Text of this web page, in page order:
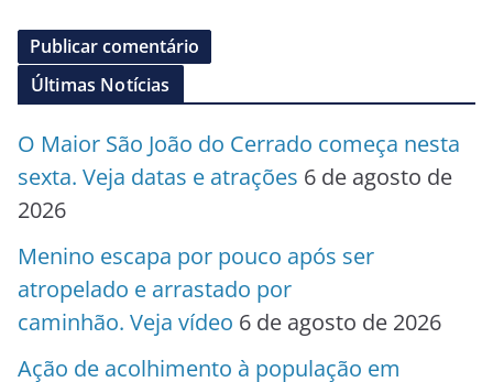
Últimas Notícias
O Maior São João do Cerrado começa nesta
sexta. Veja datas e atrações 6 de agosto de
2026
Menino escapa por pouco após ser
atropelado e arrastado por
caminhão. Veja vídeo 6 de agosto de 2026
Ação de acolhimento à população em